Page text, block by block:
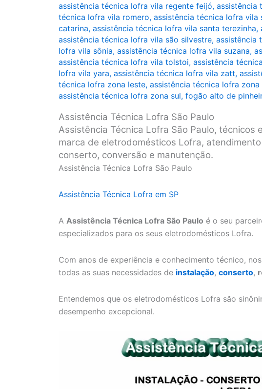
assistência técnica lofra vila regente feijó, assistência
técnica lofra vila romero, assistência técnica lofra vila
catarina, assistência técnica lofra vila santa terezinha,
assistência técnica lofra vila são silvestre, assistência
lofra vila sônia, assistência técnica lofra vila suzana,
assistência técnica lofra vila tolstoi, assistência
lofra vila yara, assistência técnica lofra vila zatt,
técnica lofra zona leste, assistência técnica lofra
assistência técnica lofra zona sul, fogão alto de
Assistência Técnica Lofra São Paulo
Assistência Técnica Lofra São Paulo, técnicos
marca de eletrodomésticos Lofra,
conserto, conversão e manutenção.
Assistência Técnica Lofra São Paulo
Assistência Técnica Lofra em SP
A Assistência Técnica Lofra São Paulo é o seu
especializados para os seus eletrodomésticos Lofra.
Com anos de experiência e conhecimento técnico,
todas as suas necessidades de instalação, conserto,
Entendemos que os eletrodomésticos Lofra são
desempenho excepcional.